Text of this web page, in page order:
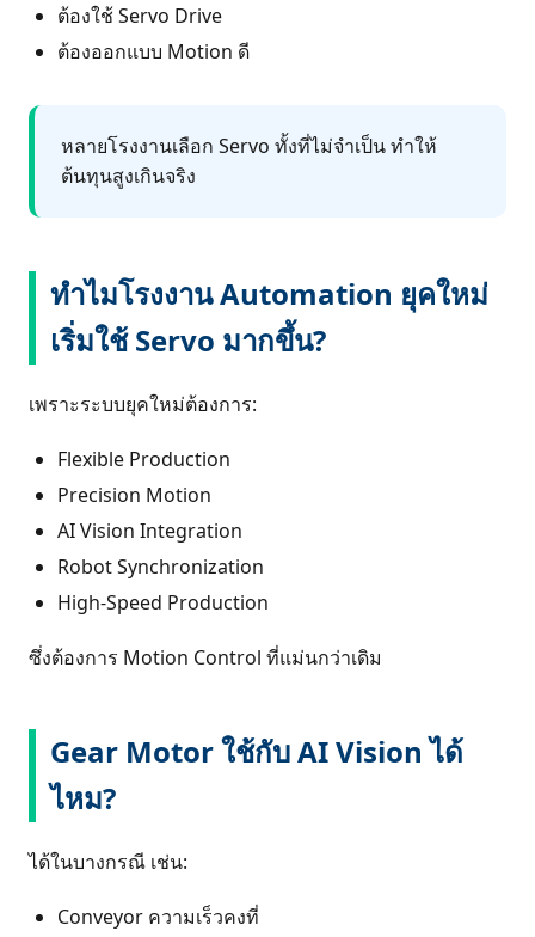
ต้องใช้ Servo Drive
ต้องออกแบบ Motion ดี
หลายโรงงานเลือก Servo ทั้งที่ไม่จำเป็น ทำให้
ต้นทุนสูงเกินจริง
ทำไมโรงงาน Automation ยุคใหม่
เริ่มใช้ Servo มากขึ้น?
เพราะระบบยุคใหม่ต้องการ:
Flexible Production
Precision Motion
AI Vision Integration
Robot Synchronization
High-Speed Production
ซึ่งต้องการ Motion Control ที่แม่นกว่าเดิม
Gear Motor ใช้กับ AI Vision ได้
ไหม?
ได้ในบางกรณี เช่น:
Conveyor ความเร็วคงที่